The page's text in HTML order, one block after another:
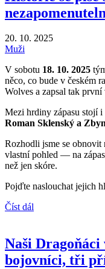
20. 10. 2025
Muži
V sobotu 18. 10. 2025
něco, co bude v českém
Wolves a zapsal tak
Mezi hrdiny zápasu stojí i
Roman Sklenský a
Rozhodli jsme se
vlastní pohled — na
než jen skóre.
Pojďte naslouchat jejich
Číst dál
Naši
bojovníci, tři